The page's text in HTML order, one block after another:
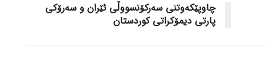
چاوپێکەوتنی سەرکۆنسووڵی ئێران و سەرۆکی
پارتی دیمۆکراتی کوردستان